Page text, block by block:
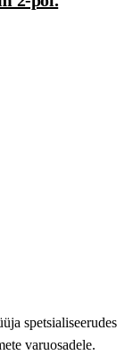
spetsialiseerudes
varuosadele.